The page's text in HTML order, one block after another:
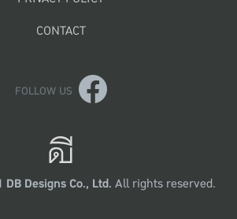
CONTACT
FOLLOW US
DB Designs Co., Ltd. All rights reserved.